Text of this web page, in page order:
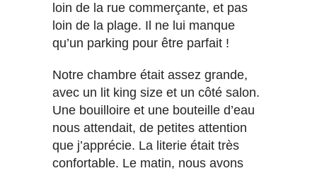
loin de la rue commerçante, et pas
loin de la plage. Il ne lui manque
qu’un parking pour être parfait !
Notre chambre était assez grande,
avec un lit king size et un côté salon.
Une bouilloire et une bouteille d’eau
nous attendait, de petites attention
que j’apprécie. La literie était très
confortable. Le matin, nous avons